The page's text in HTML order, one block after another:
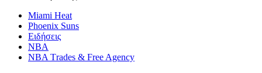
Miami Heat
Phoenix Suns
Ειδήσεις
ΝΒΑ
ΝΒΑ Τrades & Free Agency